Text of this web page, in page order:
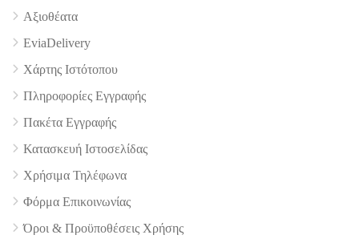
Αξιοθέατα
EviaDelivery
Χάρτης Ιστότοπου
Πληροφορίες Εγγραφής
Πακέτα Εγγραφής
Κατασκευή Ιστοσελίδας
Χρήσιμα Τηλέφωνα
Φόρμα Επικοινωνίας
Όροι & Προϋποθέσεις Xρήσης